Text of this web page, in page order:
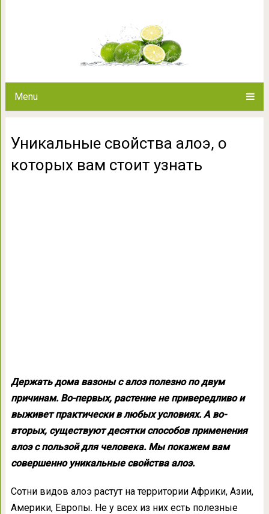
Menu
Уникальные свойства алоэ, о
которых вам стоит узнать
Держать дома вазоны с алоэ полезно по двум
причинам. Во-первых, растение не привередливо и
выживет практически в любых условиях. А во-
вторых, существуют десятки способов применения
алоэ с пользой для человека. Мы покажем вам
совершенно уникальные свойства алоэ.
Сотни видов алоэ растут на территории Африки, Азии,
Америки, Европы. Не у всех из них есть полезные